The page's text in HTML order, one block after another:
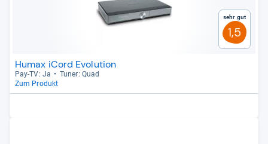
Sehr gut
1,5
Humax iCord Evolution
Pay-​TV: Ja
Tuner: Quad
Zum Produkt